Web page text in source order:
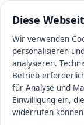
0511
Diese
Wir verwenden
personalisieren
analysieren.
Betrieb
für Analyse und
Einwilligung ein,
widerrufen